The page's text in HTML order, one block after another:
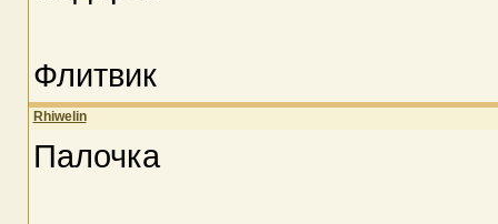
Флитвик
Rhiwelin
Палочка